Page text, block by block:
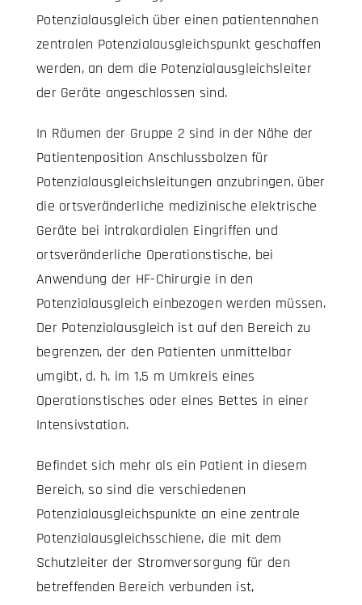
Potenzialausgleich über einen patientennahen
zentralen Potenzialausgleichspunkt geschaffen
werden, an dem die Potenzialausgleichsleiter
der Geräte angeschlossen sind.
In Räumen der Gruppe 2 sind in der Nähe der
Patientenposition Anschlussbolzen für
Potenzialausgleichsleitungen anzubringen, über
die ortsveränderliche medizinische elektrische
Geräte bei intrakardialen Eingriffen und
ortsveränderliche Operationstische, bei
Anwendung der HF-Chirurgie in den
Potenzialausgleich einbezogen werden müssen.
Der Potenzialausgleich ist auf den Bereich zu
begrenzen, der den Patienten unmittelbar
umgibt, d. h. im 1,5 m Umkreis eines
Operationstisches oder eines Bettes in einer
Intensivstation.
Befindet sich mehr als ein Patient in diesem
Bereich, so sind die verschiedenen
Potenzialausgleichspunkte an eine zentrale
Potenzialausgleichsschiene, die mit dem
Schutzleiter der Stromversorgung für den
betreffenden Bereich verbunden ist,